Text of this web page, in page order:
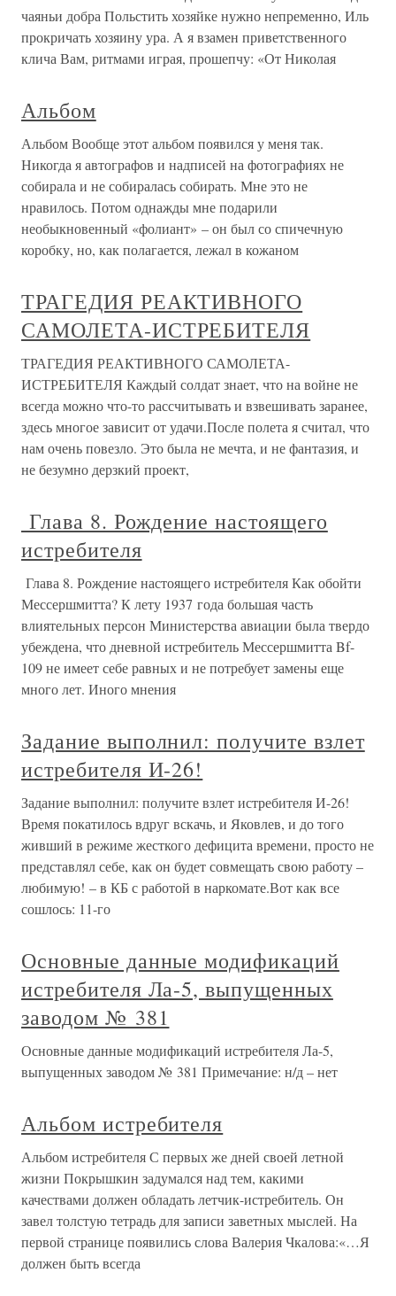
чаяньи добра Польстить хозяйке нужно непременно, Иль
прокричать хозяину ура. А я взамен приветственного
клича Вам, ритмами играя, прошепчу: «От Николая
Альбом
Альбом Вообще этот альбом появился у меня так.
Никогда я автографов и надписей на фотографиях не
собирала и не собиралась собирать. Мне это не
нравилось. Потом однажды мне подарили
необыкновенный «фолиант» – он был со спичечную
коробку, но, как полагается, лежал в кожаном
ТРАГЕДИЯ РЕАКТИВНОГО
САМОЛЕТА-ИСТРЕБИТЕЛЯ
ТРАГЕДИЯ РЕАКТИВНОГО САМОЛЕТА-
ИСТРЕБИТЕЛЯ Каждый солдат знает, что на войне не
всегда можно что-то рассчитывать и взвешивать заранее,
здесь многое зависит от удачи.После полета я считал, что
нам очень повезло. Это была не мечта, и не фантазия, и
не безумно дерзкий проект,
Глава 8. Рождение настоящего
истребителя
Глава 8. Рождение настоящего истребителя Как обойти
Мессершмитта? К лету 1937 года большая часть
влиятельных персон Министерства авиации была твердо
убеждена, что дневной истребитель Мессершмитта Bf-
109 не имеет себе равных и не потребует замены еще
много лет. Иного мнения
Задание выполнил: получите взлет
истребителя И-26!
Задание выполнил: получите взлет истребителя И-26!
Время покатилось вдруг вскачь, и Яковлев, и до того
живший в режиме жесткого дефицита времени, просто не
представлял себе, как он будет совмещать свою работу –
любимую! – в КБ с работой в наркомате.Вот как все
сошлось: 11-го
Основные данные модификаций
истребителя Ла-5, выпущенных
заводом № 381
Основные данные модификаций истребителя Ла-5,
выпущенных заводом № 381 Примечание: н/д – нет
Альбом истребителя
Альбом истребителя С первых же дней своей летной
жизни Покрышкин задумался над тем, какими
качествами должен обладать летчик-истребитель. Он
завел толстую тетрадь для записи заветных мыслей. На
первой странице появились слова Валерия Чкалова:«…Я
должен быть всегда